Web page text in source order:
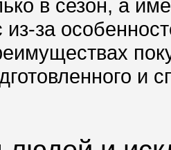
в сезон, а
за
и